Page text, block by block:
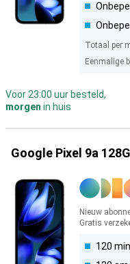
Totaal per
Eenmalige
Voor 23:00 uur besteld,
morgen in huis
Google Pixel 9a
Nieuw
Gratis
120 min